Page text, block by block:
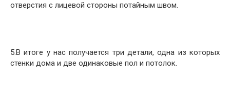
отверстия с лицевой стороны потайным швом.
5.В итоге у нас получается три детали, одна из которых
стенки дома и две одинаковые пол и потолок.